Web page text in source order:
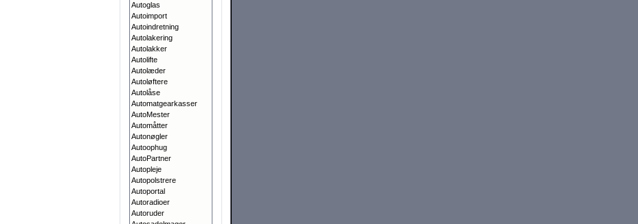
Autoglas
Autoimport
Autoindretning
Autolakering
Autolakker
Autolifte
Autolæder
Autoløftere
Autolåse
Automatgearkasser
AutoMester
Automåtter
Autonøgler
Autoophug
AutoPartner
Autopleje
Autopolstrere
Autoportal
Autoradioer
Autoruder